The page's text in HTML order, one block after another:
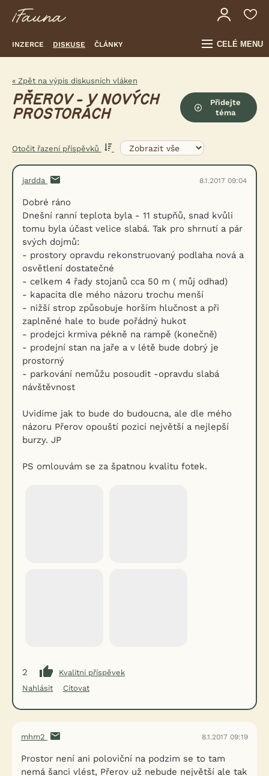
INZERCE DISKUSE ČLÁNKY CELÉ MENU
« Zpět na výpis diskusních vláken
PŘEROV - V NOVÝCH
PROSTORÁCH
Přidejte
téma
Otočit řazení příspěvků
jardda 8.1.2017 09:04
Dobré ráno
Dnešní ranní teplota byla - 11 stupňů, snad kvůli
tomu byla účast velice slabá. Tak pro shrnutí a pár
svých dojmů:
- prostory opravdu rekonstruovaný podlaha nová a
osvětlení dostatečné
- celkem 4 řady stojanů cca 50 m ( můj odhad)
- kapacita dle mého názoru trochu menší
- nižší strop způsobuje horším hlučnost a při
zaplněné hale to bude pořádný hukot
- prodejci krmiva pékně na rampě (konečně)
- prodejní stan na jaře a v létě bude dobrý je
prostorný
- parkování nemůžu posoudit -opravdu slabá
návštěvnost
Uvidíme jak to bude do budoucna, ale dle mého
názoru Přerov opouští pozici největší a nejlepší
burzy. JP
PS omlouvám se za špatnou kvalitu fotek.
2
Kvalitní příspěvek
Nahlásit
Citovat
mhm2 8.1.2017 09:19
Prostor není ani poloviční na podzim se to tam
nemá šanci vlést, Přerov už nebude největší ale tak